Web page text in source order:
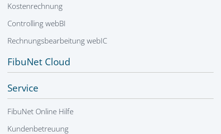
Kostenrechnung
Controlling webBI
Rechnungsbearbeitung webIC
FibuNet Cloud
Service
FibuNet Online Hilfe
Kundenbetreuung